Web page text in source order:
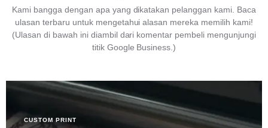
Kami bangga dengan apa yang dikatakan pelanggan kami. Baca
ulasan terbaru untuk mengetahui alasan mereka memilih kami!
(Ulasan di bawah ini diambil dari komentar pembeli mengunjungi
titik Google Business.)
CUSTOM PRINT